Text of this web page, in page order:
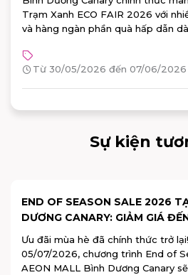
Trạm Xanh ECO FAIR 2026 với
và hàng ngàn phần quà hấp dẫn
Từ 30/05/2026 đến 07/06/2026
Sự kiện
END OF SEASON SALE 2026
DƯƠNG CANARY: GIẢM GIÁ
100% TRÚNG
Ưu đãi mùa hè đã chính thức trở
05/07/2026, chương trình End of
AEON MALL Bình Dương Canary